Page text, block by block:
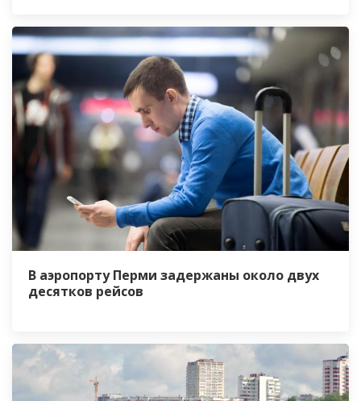
В аэропорту Перми задержаны около двух
десятков рейсов